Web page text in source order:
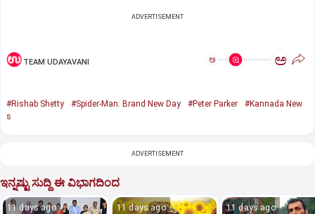
ADVERTISEMENT
TEAM UDAYAVANI ಅ ಅ
#Rishab Shetty #Spider-Man: Brand New Day #Peter Parker
#Kannada New
s
ADVERTISEMENT
ಇನ್ನಷ್ಟು ಸುದ್ದಿ ಈ ವಿಭಾಗದಿಂದ
11 days ago 11 days ago 11 days ago